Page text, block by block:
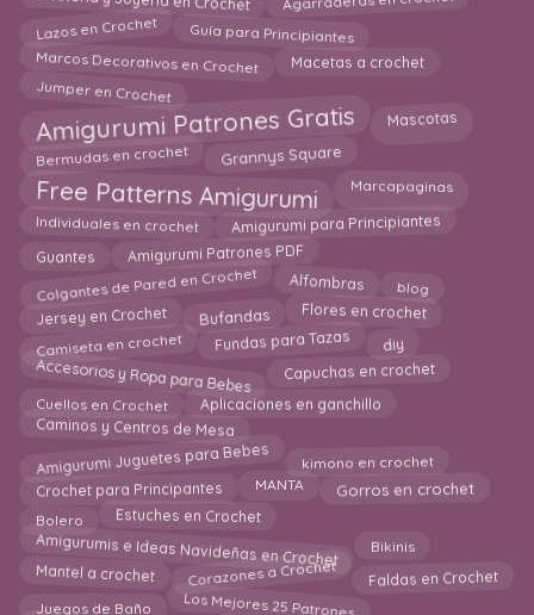
Lazos en Crochet Guía para Principiantes
Marcos Decorativos en Crochet Macetas a crochet
Jumper en Crochet
Amigurumi Patrones Gratis Mascotas
Bermudas en crochet Grannys Square
Free Patterns Amigurumi Marcapaginas
Individuales en crochet Amigurumi para Principiantes
Guantes Amigurumi Patrones PDF
Colgantes de Pared en Crochet Alfombras blog
Jersey en Crochet Bufandas Flores en crochet
Camiseta en crochet Fundas para Tazas diy
Accesorios y Ropa para Bebes Capuchas en crochet
Cuellos en Crochet Aplicaciones en ganchillo
Caminos y Centros de Mesa
Amigurumi Juguetes para Bebes kimono en crochet
Crochet para Principantes MANTA Gorros en crochet
Bolero Estuches en Crochet
Amigurumis e Ideas Navideñas en Crochet Bikinis
Mantel a crochet Corazones a Crochet Faldas en Crochet
Juegos de Baño Los Mejores 25 Patrones